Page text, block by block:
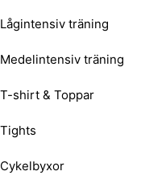
Lågintensiv träning
Medelintensiv träning
T-shirt & Toppar
Tights
Cykelbyxor